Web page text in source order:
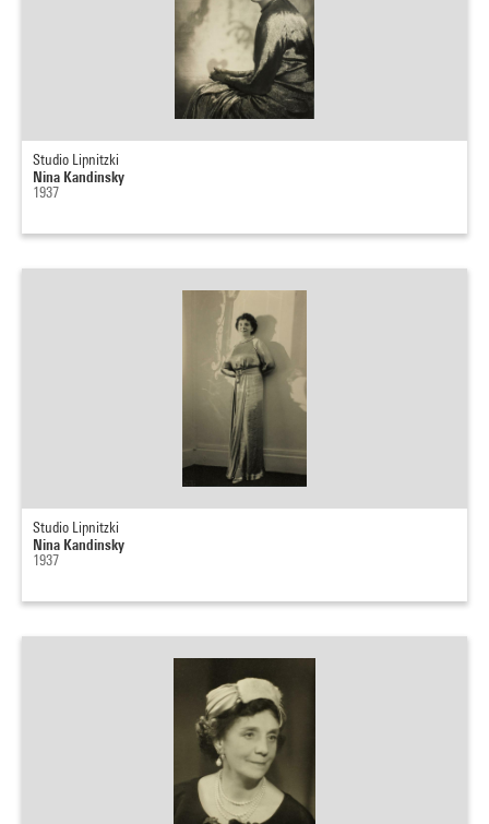
Studio Lipnitzki
Nina Kandinsky
1937
Studio Lipnitzki
Nina Kandinsky
1937